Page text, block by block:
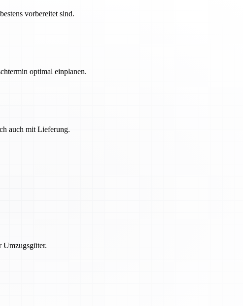
vorbereitet sind.
optimal einplanen.
auch mit Lieferung.
Umzugsgüter.